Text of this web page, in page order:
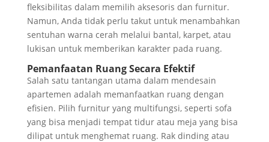
fleksibilitas dalam memilih aksesoris dan furnitur.
Namun, Anda tidak perlu takut untuk menambahkan
sentuhan warna cerah melalui bantal, karpet, atau
lukisan untuk memberikan karakter pada ruang.
Pemanfaatan Ruang Secara Efektif
Salah satu tantangan utama dalam mendesain
apartemen adalah memanfaatkan ruang dengan
efisien. Pilih furnitur yang multifungsi, seperti sofa
yang bisa menjadi tempat tidur atau meja yang bisa
dilipat untuk menghemat ruang. Rak dinding atau